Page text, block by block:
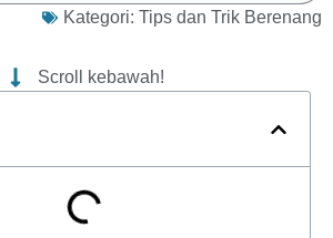
Kategori: Tips dan Trik Berenang
Scroll kebawah!